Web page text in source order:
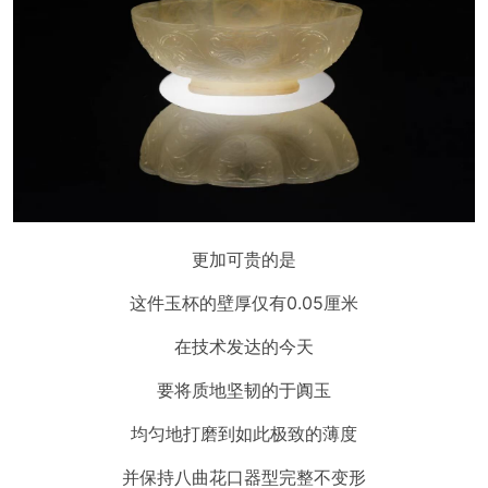
更加可贵的是
这件玉杯的壁厚仅有0.05厘米
在技术发达的今天
要将质地坚韧的于阗玉
均匀地打磨到如此极致的薄度
并保持八曲花口器型完整不变形